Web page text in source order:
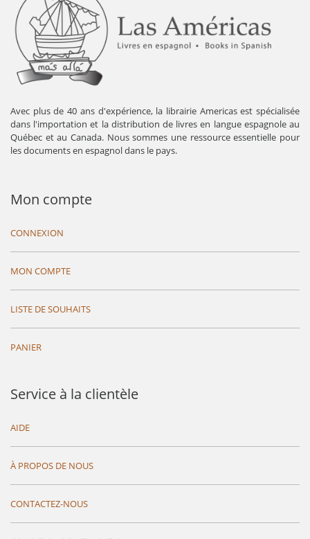
Avec plus de 40 ans d'expérience, la librairie Americas est spécialisée
dans l'importation et la distribution de livres en langue espagnole au
Québec et au Canada. Nous sommes une ressource essentielle pour
les documents en espagnol dans le pays.
Mon compte
CONNEXION
MON COMPTE
LISTE DE SOUHAITS
PANIER
Service à la clientèle
AIDE
À PROPOS DE NOUS
CONTACTEZ-NOUS